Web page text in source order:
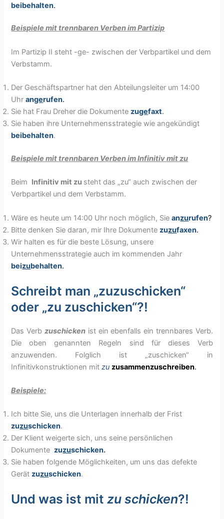
beibehalten.
Beispiele mit trennbaren Verben im Partizip
Im Partizip II steht -ge- zwischen der Verbpartikel und dem
Verbstamm.
Der Geschäftspartner hat den Abteilungsleiter um 14:00
Uhrangerufen.
Sie hat Frau Dreher die Dokumentezugefaxt.
Sie haben ihre Unternehmensstrategie wie angekündigt
beibehalten.
Beispiele mit trennbaren Verben im Infinitiv mit zu
Beim Infinitiv mit zu steht das „zu“ auch zwischen der
Verbpartikel und dem Verbstamm.
Wäre es heute um 14:00 Uhr noch möglich, Sieanzurufen?
Bitte denken Sie daran, mir Ihre Dokumentezuzufaxen.
Wir halten es für die beste Lösung, unsere
Unternehmensstrategie auch im kommenden Jahr
beizubehalten.
Schreibt man „zuzuschicken“
oder „zu zuschicken“?!
Das Verb zuschickenist ein ebenfalls ein trennbares Verb.
Die oben genannten Regeln sind für dieses Verb
anzuwenden. Folglich ist „zuschicken“ in
Infinitivkonstruktionen mitzu zusammenzuschreiben.
Beispiele:
Ich bitte Sie, uns die Unterlagen innerhalb der Frist
zuzuschicken.
Der Klient weigerte sich, uns seine persönlichen
Dokumentezuzuschicken.
Sie haben folgende Möglichkeiten, um uns das defekte
Gerätzuzuschicken.
Und was ist mitzu schicken?!